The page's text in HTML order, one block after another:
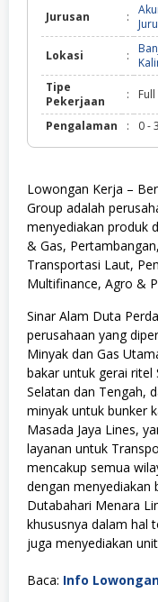
Jurusan :
Lokasi :
Tipe
Pekerjaan
:
Pengalaman : 0 -
Lowongan Kerja –
Group adalah
menyediakan produk
& Gas,
Transportasi Laut,
Multifinance, Agro &
Sinar Alam Duta
perusahaan yang
Minyak dan Gas
bakar untuk gerai ritel
Selatan dan Tengah,
minyak untuk bunker
Masada Jaya Lines,
layanan untuk
mencakup semua
dengan menyediakan
Dutabahari Menara
khususnya dalam hal
juga menyediakan
Baca: Info